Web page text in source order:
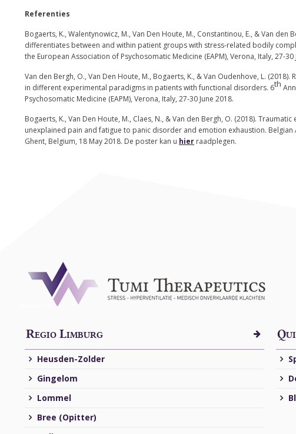
Referenties
Bogaerts, K., Walentynowicz, M., Van Den Houte, M., Constantinou, E., & Van
differentiates between and within patient groups with stress-related bodily
the European Association of Psychosomatic Medicine (EAPM), Verona, Italy, 27-
Van den Bergh, O., Van Den Houte, M., Bogaerts, K., & Van Oudenhove, L.
in different experimental paradigms in patients with functional disorders. 6th
Psychosomatic Medicine (EAPM), Verona, Italy, 27-30 June 2018.
Bogaerts, K., Van Den Houte, M., Claes, N., & Van den Bergh, O. (2018).
unexplained pain and fatigue to panic disorder and emotion exhaustion. Belgian
Ghent, Belgium, 18 May 2018. De poster kan u hier raadplegen.
Regio Limburg
Heusden-Zolder
Gingelom
Lommel
Bree (Opitter)